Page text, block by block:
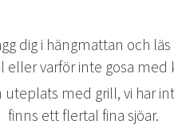
dig i hängmattan och
eller varför inte gosa med
med grill, vi har
finns ett flertal fina sjöar.